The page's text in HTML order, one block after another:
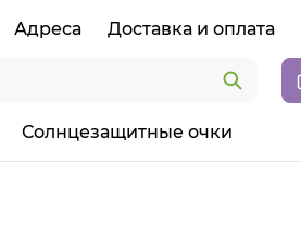
Адреса Доставка и оплата
Солнцезащитные очки